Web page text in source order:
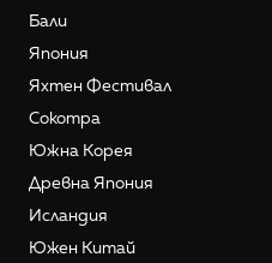
Бали
Япония
Яхтен Фестивал
Сокотра
Южна Корея
Древна Япония
Исландия
Южен Китай